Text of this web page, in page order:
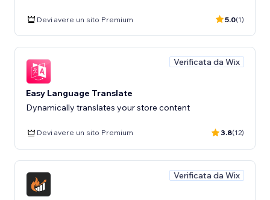
Devi avere un sito Premium 5.0(1)
Verificata da Wix
Easy Language Translate
Dynamically translates your store content
Devi avere un sito Premium 3.8(12)
Verificata da Wix